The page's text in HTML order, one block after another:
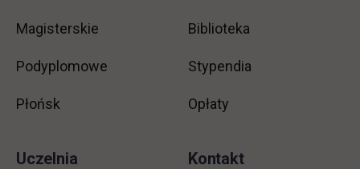
Magisterskie
Podyplomowe
Płońsk
Biblioteka
Stypendia
Opłaty
Uczelnia Kontakt